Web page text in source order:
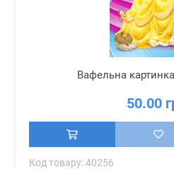
Вафельна
50.00
Код товару: 40256